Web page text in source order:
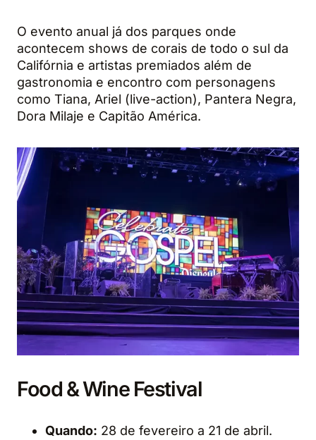
O evento anual já dos parques onde
acontecem shows de corais de todo o sul da
Califórnia e artistas premiados além de
gastronomia e encontro com personagens
como Tiana, Ariel (live-action), Pantera Negra,
Dora Milaje e Capitão América.
Food & Wine Festival
Quando: 28 de fevereiro a 21 de abril.